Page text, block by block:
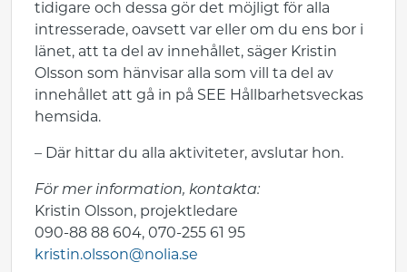
tidigare och dessa gör det möjligt för alla
intresserade, oavsett var eller om du ens bor i
länet, att ta del av innehållet, säger Kristin
Olsson som hänvisar alla som vill ta del av
innehållet att gå in på SEE Hållbarhetsveckas
hemsida.
– Där hittar du alla aktiviteter, avslutar hon.
För mer information, kontakta:
Kristin Olsson, projektledare
090-88 88 604, 070-255 61 95
kristin.olsson@nolia.se